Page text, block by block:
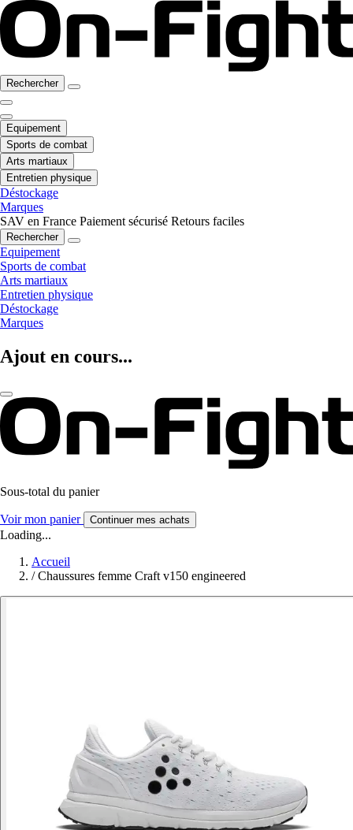
Rechercher
Equipement
Sports de combat
Arts martiaux
Entretien physique
Déstockage
Marques
SAV en France Paiement sécurisé Retours faciles
Rechercher
Equipement
Sports de combat
Arts martiaux
Entretien physique
Déstockage
Marques
Ajout en cours...
Sous-total du panier
Voir mon panier Continuer mes achats
Loading...
Accueil
/ Chaussures femme Craft v150 engineered